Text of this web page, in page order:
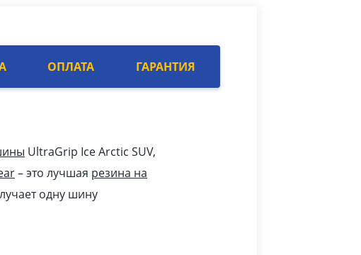
ОПЛАТА ГАРАНТИЯ
UltraGrip Ice Arctic SUV,
– это лучшая резина на
одну шину